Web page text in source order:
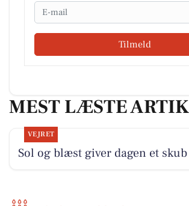
Email
Tilmeld
MEST LÆSTE
VEJRET
Sol og blæst giver dagen et skub